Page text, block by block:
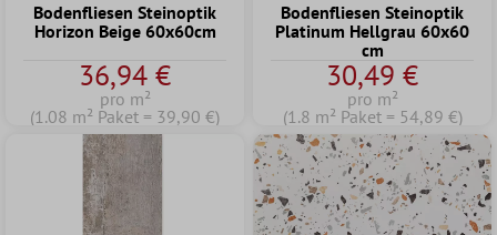
Bodenfliesen Steinoptik
Horizon Beige 60x60cm
36,94 €
pro m²
(1.08 m² Paket = 39,90 €)
Bodenfliesen Steinoptik
Platinum Hellgrau 60x60
cm
30,49 €
pro m²
(1.8 m² Paket = 54,89 €)